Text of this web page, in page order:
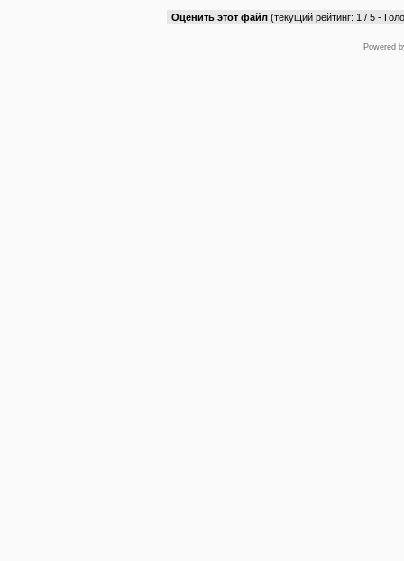
Оценить этот файл (текущий рейтинг: 1 / 5 -
Powered